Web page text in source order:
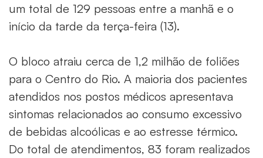
um total de 129 pessoas entre a manhã e o
início da tarde da terça-feira (13).
O bloco atraiu cerca de 1,2 milhão de foliões
para o Centro do Rio. A maioria dos pacientes
atendidos nos postos médicos apresentava
sintomas relacionados ao consumo excessivo
de bebidas alcoólicas e ao estresse térmico.
Do total de atendimentos, 83 foram realizados